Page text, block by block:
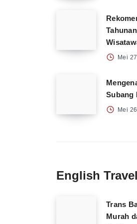
Mei
Subang
Mei
English
Trans
Murah